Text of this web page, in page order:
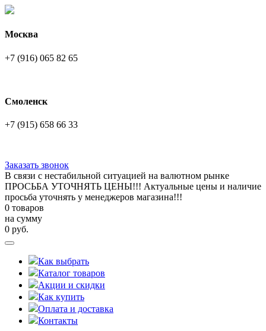
Москва
+7 (916) 065 82 65
Смоленск
+7 (915) 658 66 33
Заказать звонок
В связи с нестабильной ситуацией на валютном рынке
ПРОСЬБА УТОЧНЯТЬ ЦЕНЫ!!! Актуальные цены и наличие
просьба уточнять у менеджеров магазина!!!
0 товаров
на сумму
0 руб.
Как выбрать
Каталог товаров
Акции и скидки
Как купить
Оплата и доставка
Контакты